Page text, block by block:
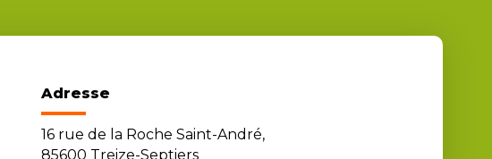
Adresse
16 rue de la Roche Saint-André,
85600 Treize-Septiers